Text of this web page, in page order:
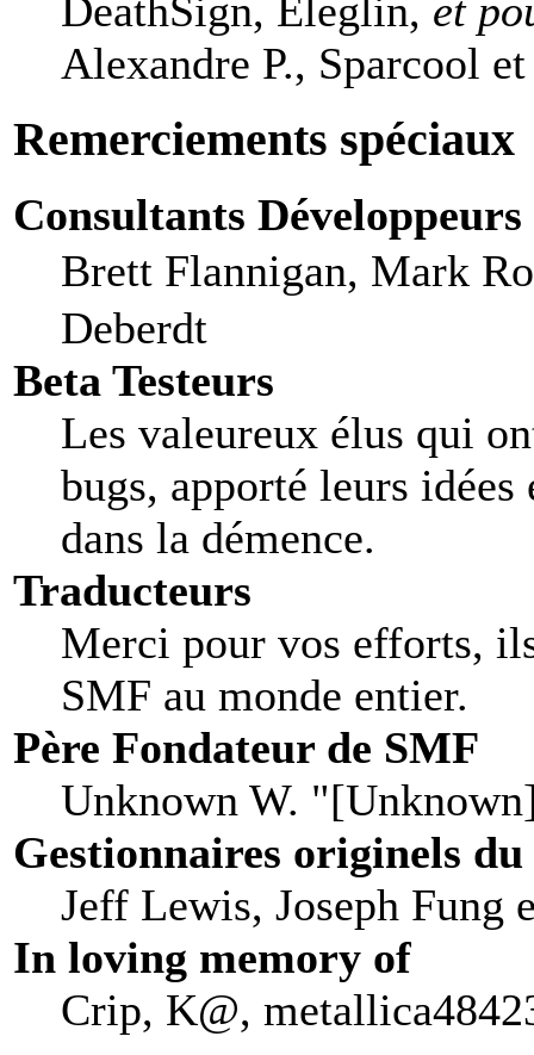
DeathSign, Eleglin, et
Alexandre P., Sparcool
Remerciements spéciaux
Consultants Développeurs
Brett Flannigan, Mark
Deberdt
Beta Testeurs
Les valeureux élus qui
bugs, apporté leurs
dans la démence.
Traducteurs
Merci pour vos efforts,
SMF au monde entier.
Père Fondateur de SMF
Unknown W.
Gestionnaires originels
Jeff Lewis, Joseph Fung
In loving memory of
Crip, K@,